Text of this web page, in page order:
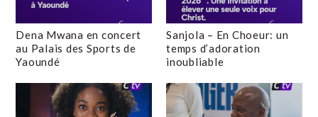
Dena Mwana en concert
au Palais des Sports de
Yaoundé
Sanjola – En Choeur: un
temps d’adoration
inoubliable